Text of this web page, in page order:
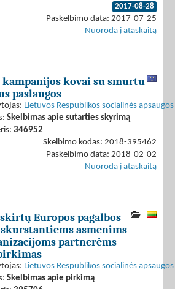
2017-08-28
Paskelbimo data: 2017-07-25
Nuoroda į ataskaitą
kovai su smurtu
paslaugos
Lietuvos Respublikos socialinės
Skelbimas apie sutarties skyrimą
346952
Skelbimo kodas: 2018-395462
Paskelbimo data: 2018-02-02
Nuoroda į ataskaitą
Europos pagalbos
asmenims
partnerėms
Lietuvos Respublikos socialinės
Skelbimas apie pirkimą